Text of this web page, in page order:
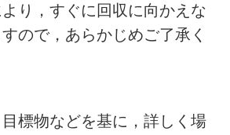
り，すぐに回収に向かえな
ので，あらかじめご了承く
標物などを基に，詳しく場